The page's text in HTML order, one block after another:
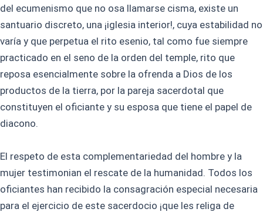
del ecumenismo que no osa llamarse cisma, existe un
santuario discreto, una ¡iglesia interior!, cuya estabilidad no
varía y que perpetua el rito esenio, tal como fue siempre
practicado en el seno de la orden del temple, rito que
reposa esencialmente sobre la ofrenda a Dios de los
productos de la tierra, por la pareja sacerdotal que
constituyen el oficiante y su esposa que tiene el papel de
diacono.
El respeto de esta complementariedad del hombre y la
mujer testimonian el rescate de la humanidad. Todos los
oficiantes han recibido la consagración especial necesaria
para el ejercicio de este sacerdocio ¡que les religa de